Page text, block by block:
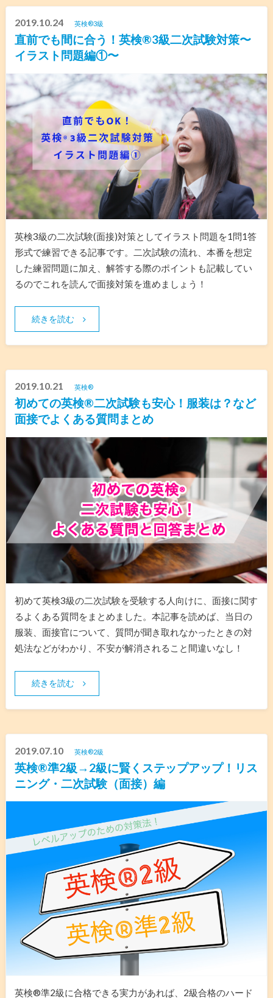
2019.10.24 英検®︎3級
直前でも間に合う！英検®️3級二次試験対策〜
イラスト問題編①〜
英検3級の二次試験(面接)対策としてイラスト問題を1問1答
形式で練習できる記事です。二次試験の流れ、本番を想定
した練習問題に加え、解答する際のポイントも記載してい
るのでこれを読んで面接対策を進めましょう！
続きを読む
2019.10.21 英検®︎
初めての英検®️二次試験も安心！服装は？など
面接でよくある質問まとめ
初めて英検3級の二次試験を受験する人向けに、面接に関す
るよくある質問をまとめました。本記事を読めば、当日の
服装、面接官について、質問が聞き取れなかったときの対
処法などがわかり、不安が解消されること間違いなし！
続きを読む
2019.07.10 英検®︎2級
英検®︎準2級→2級に賢くステップアップ！リス
ニング・二次試験（面接）編
英検®︎準2級に合格できる実力があれば、2級合格のハード